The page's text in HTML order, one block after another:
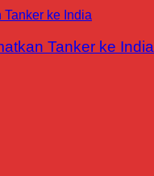
Tanker ke India